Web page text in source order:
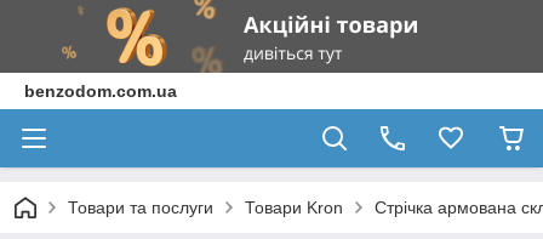
benzodom.com.ua
Товари та послуги Товари Kron Стрічка армована